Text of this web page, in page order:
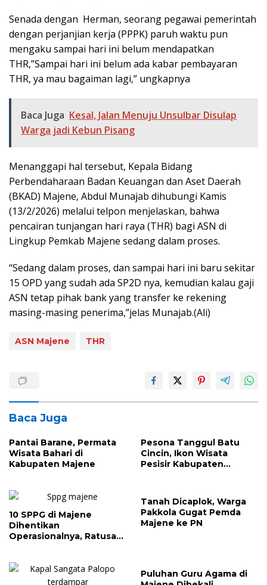
Senada dengan Herman, seorang pegawai pemerintah
dengan perjanjian kerja (PPPK) paruh waktu pun
mengaku sampai hari ini be­lum mendapatkan
THR,”Sampai hari ini belum ada kabar pembayaran
THR, ya mau bagaiman lagi,” ungkapnya
Baca Juga Kesal, Jalan Menuju Unsulbar Disulap
Warga jadi Kebun Pisang
Menanggapi hal tersebut, Kepala Bidang
Perbendaharaan Badan Keuangan dan Aset Daerah
(BKAD) Majene, Abdul Munajab dihubungi Kamis
(13/2/2026) melalui telpon menjelaskan, bahwa
pencairan tunjangan hari raya (THR) bagi ASN di
Lingkup Pemkab Majene sedang dalam proses.
“Sedang dalam proses, dan sampai hari ini baru sekitar
15 OPD yang sudah ada SP2D nya, kemudian kalau gaji
ASN tetap pihak bank yang transfer ke rekening
masing-masing penerima,”jelas Munajab.(Ali)
ASN Majene THR
Baca Juga
Pantai Barane, Permata
Wisata Bahari di
Kabupaten Majene
Pesona Tanggul Batu
Cincin, Ikon Wisata
Pesisir Kabupaten
10 SPPG di Majene
Dihentikan
Operasionalnya, Ratusan
Tanah Dicaplok, Warga
Pakkola Gugat Pemda
Majene ke PN
Puluhan Guru Agama di